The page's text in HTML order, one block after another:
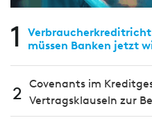
1
müssen Banken jetzt
2 Covenants im
Vertragsklauseln zur